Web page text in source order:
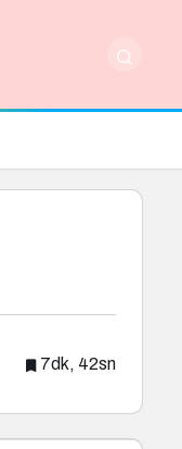
7dk, 42sn